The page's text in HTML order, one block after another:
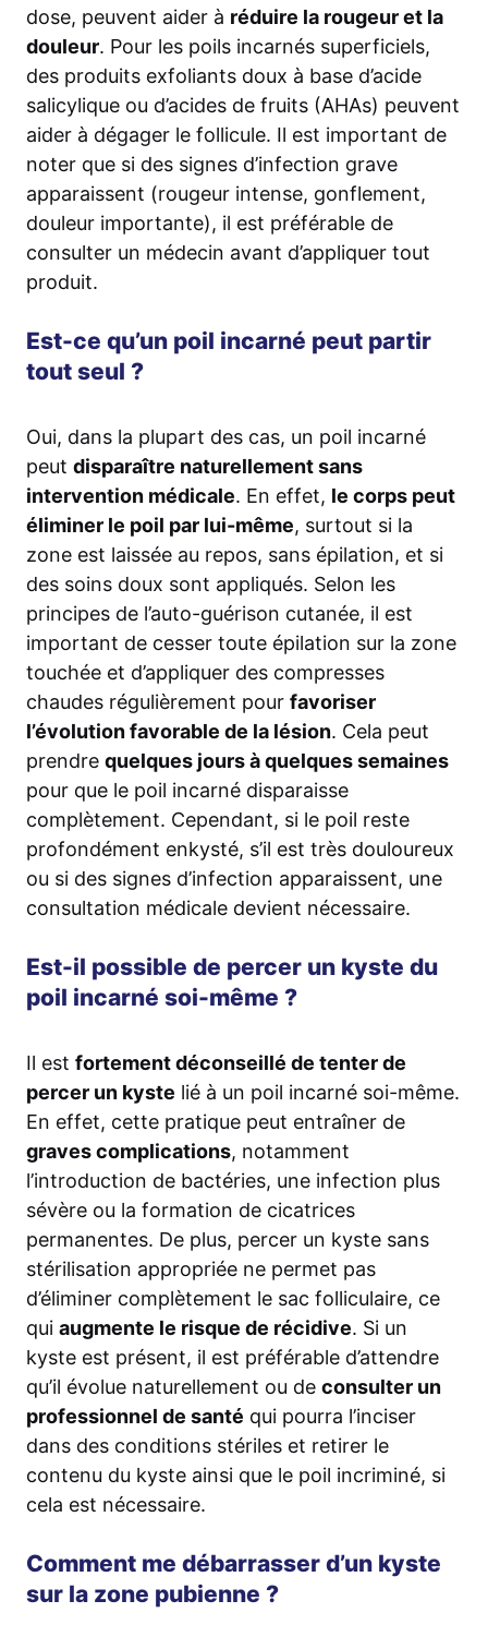
dose, peuvent aider à réduire la rougeur et la
douleur. Pour les poils incarnés superficiels,
des produits exfoliants doux à base d’acide
salicylique ou d’acides de fruits (AHAs) peuvent
aider à dégager le follicule. Il est important de
noter que si des signes d’infection grave
apparaissent (rougeur intense, gonflement,
douleur importante), il est préférable de
consulter un médecin avant d’appliquer tout
produit.
Est-ce qu’un poil incarné peut partir
tout seul ?
Oui, dans la plupart des cas, un poil incarné
peut disparaître naturellement sans
intervention médicale. En effet, le corps peut
éliminer le poil par lui-même, surtout si la
zone est laissée au repos, sans épilation, et si
des soins doux sont appliqués. Selon les
principes de l’auto-guérison cutanée, il est
important de cesser toute épilation sur la zone
touchée et d’appliquer des compresses
chaudes régulièrement pour favoriser
l’évolution favorable de la lésion. Cela peut
prendre quelques jours à quelques semaines
pour que le poil incarné disparaisse
complètement. Cependant, si le poil reste
profondément enkysté, s’il est très douloureux
ou si des signes d’infection apparaissent, une
consultation médicale devient nécessaire.
Est-il possible de percer un kyste du
poil incarné soi-même ?
Il est fortement déconseillé de tenter de
percer un kyste lié à un poil incarné soi-même.
En effet, cette pratique peut entraîner de
graves complications, notamment
l’introduction de bactéries, une infection plus
sévère ou la formation de cicatrices
permanentes. De plus, percer un kyste sans
stérilisation appropriée ne permet pas
d’éliminer complètement le sac folliculaire, ce
qui augmente le risque de récidive. Si un
kyste est présent, il est préférable d’attendre
qu’il évolue naturellement ou de consulter un
professionnel de santé qui pourra l’inciser
dans des conditions stériles et retirer le
contenu du kyste ainsi que le poil incriminé, si
cela est nécessaire.
Comment me débarrasser d’un kyste
sur la zone pubienne ?